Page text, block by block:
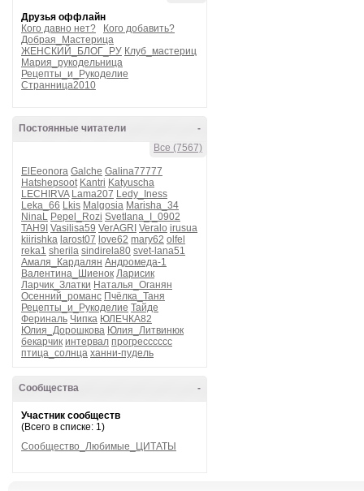
Друзья оффлайн
Кого давно нет?
Кого добавить?
Добрая_Мастерица
ЖЕНСКИЙ_БЛОГ_РУ Клуб_мастериц
Мария_рукодельница
Рецепты_и_Рукоделие
Странница2010
-
Постоянные читатели
Все (7567)
ElEeonora Galche Galina77777
Hatshepsoot Kantri Katyuscha
LECHIRVA Lama207 Ledy_Iness
Leka_66 Lkis Malgosia Marisha_34
NinaL Pepel_Rozi Svetlana_I_0902
TAH9I Vasilisa59 VerAGRI Veralo irusua
kiirishka larost07 love62 mary62 olfel
reka1 sherila sindirela80 svet-lana51
Амаля_Кардалян Андромеда-1
Валентина_Шиенок Ларисик
Ларчик_Златки Наталья_Оганян
Осенний_романс Пчёлка_Таня
Рецепты_и_Рукоделие Тайде
Фериналь Чипка ЮЛЕЧКА82
Юлия_Дорошкова Юлия_Литвинюк
бекарчик интервал прогресссссс
птица_солнца ханни-пудель
-
Сообщества
Участник сообществ
(Всего в списке: 1)
Сообщество_Любимые_ЦИТАТЫ